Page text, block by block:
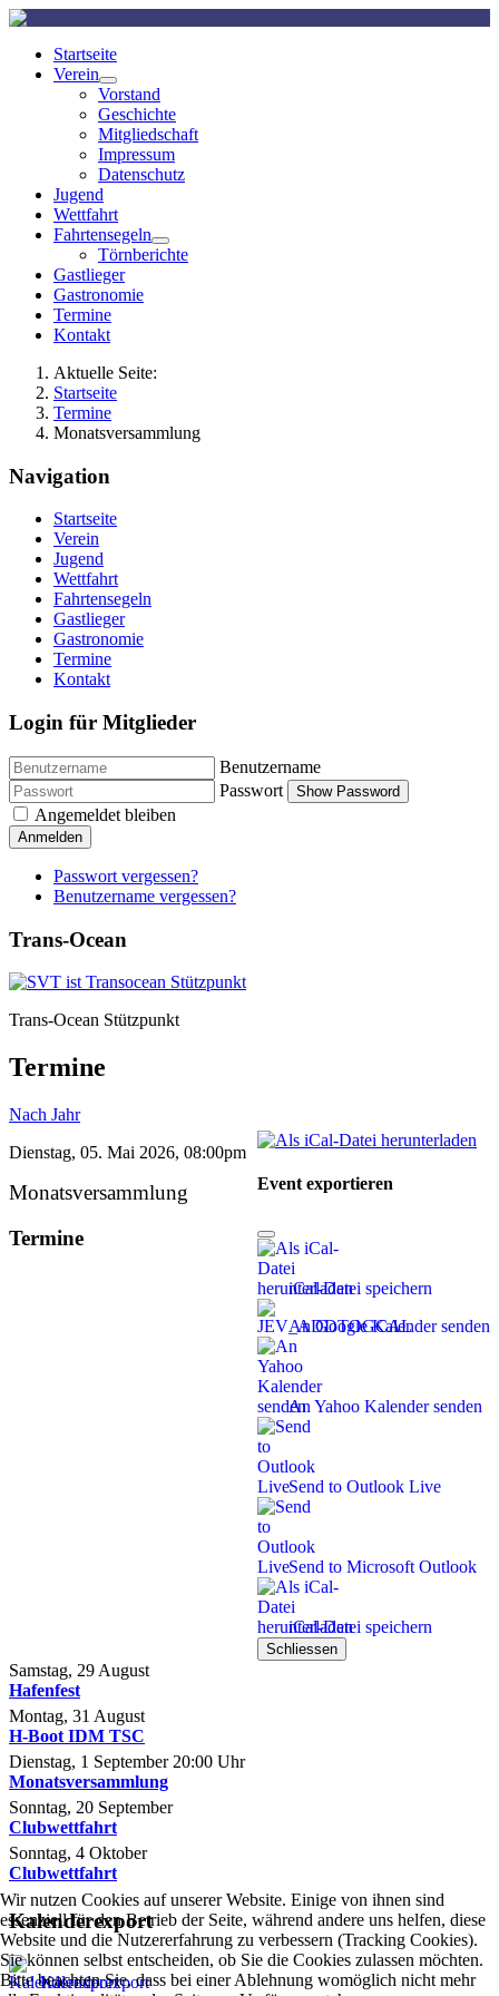
Startseite
Verein
Vorstand
Geschichte
Mitgliedschaft
Impressum
Datenschutz
Jugend
Wettfahrt
Fahrtensegeln
Törnberichte
Gastlieger
Gastronomie
Termine
Kontakt
Aktuelle Seite:
Startseite
Termine
Monatsversammlung
Navigation
Startseite
Verein
Jugend
Wettfahrt
Fahrtensegeln
Gastlieger
Gastronomie
Termine
Kontakt
Login für Mitglieder
Benutzername
Passwort
Show Password
Angemeldet bleiben
Anmelden
Passwort vergessen?
Benutzername vergessen?
Trans-Ocean
Trans-Ocean Stützpunkt
Termine
Nach Jahr
Event exportieren
iCal-Datei speichern
An Google Kalender senden
An Yahoo Kalender senden
Send to Outlook Live
Send to Microsoft Outlook
iCal-Datei speichern
Schliessen
Dienstag, 05. Mai 2026, 08:00pm
Monatsversammlung
Termine
Samstag, 29 August
Hafenfest
Montag, 31 August
H-Boot IDM TSC
Dienstag, 1 September 20:00 Uhr
Monatsversammlung
Sonntag, 20 September
Clubwettfahrt
Sonntag, 4 Oktober
Clubwettfahrt
Kalenderexport
Kalenderexport
Wir nutzen Cookies auf unserer Website. Einige von ihnen sind
essenziell für den Betrieb der Seite, während andere uns helfen, diese
Website und die Nutzererfahrung zu verbessern (Tracking Cookies).
Sie können selbst entscheiden, ob Sie die Cookies zulassen möchten.
Bitte beachten Sie, dass bei einer Ablehnung womöglich nicht mehr